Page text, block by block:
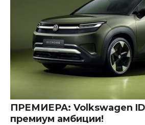
ПРЕМИЕРА: Volkswagen
премиум амбиции!